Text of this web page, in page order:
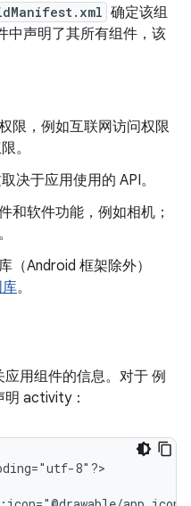
确定该组
中声明了其所有组件，该
限，例如互联网访问权限
。
决于应用使用的 API。
和软件功能，例如相机；
（Android 框架除外）
。
用组件的信息。对于 例
activity：
8"?>